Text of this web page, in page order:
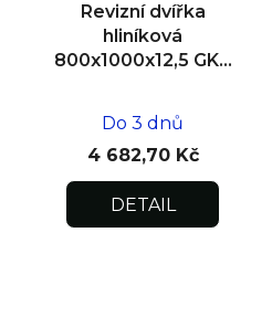
Revizní dvířka
hliníková
800x1000x12,5 GKB
Do 3 dnů
4 682,70 Kč
DETAIL